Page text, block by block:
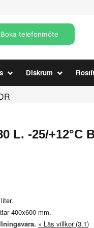
Boka telefonmöte
Diskrum
L. -25/+12°C
400x600 mm.
Läs villkor (3.1)